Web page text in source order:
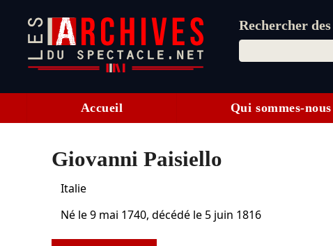
Rechercher
Accueil Qui sommes-nous
Giovanni Paisiello
Italie
Né le9 mai 1740, décédé le 5 juin 1816